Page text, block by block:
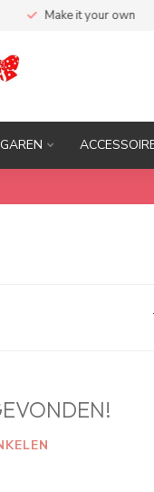
Make it your own
GAREN